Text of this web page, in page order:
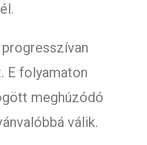
E folyamaton
meghúzódó
válik.